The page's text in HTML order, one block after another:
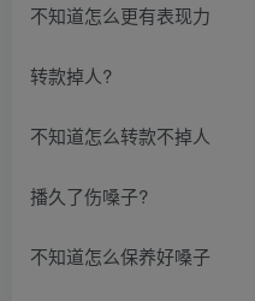
不知道怎么更有表现力
转款掉人?
不知道怎么转款不掉人
播久了伤嗓子?
不知道怎么保养好嗓子